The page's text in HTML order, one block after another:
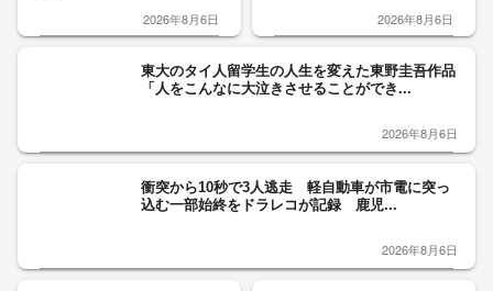
2026年8月6日 2026年8月6日
東大のタイ人留学生の人生を変えた東野圭吾作品
「人をこんなに大泣きさせることができ...
2026年8月6日
衝突から10秒で3人逃走 軽自動車が市電に突っ
込む一部始終をドラレコが記録 鹿児...
2026年8月6日